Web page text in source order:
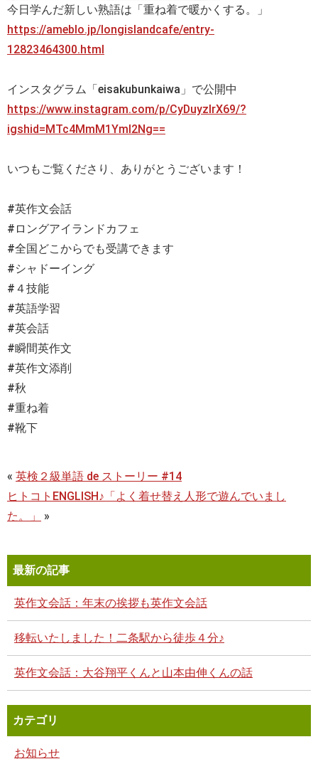
今日学んだ新しい熟語は「重ね着で暖かくする。」
https://ameblo.jp/longislandcafe/entry-
12823464300.html
インスタグラム「eisakubunkaiwa」で公開中
https://www.instagram.com/p/CyDuyzIrX69/?
igshid=MTc4MmM1YmI2Ng==
いつもご覧くださり、ありがとうございます！
#英作文会話
#ロングアイランドカフェ
#全国どこからでも受講できます
#シャドーイング
#４技能
#英語学習
#英会話
#瞬間英作文
#英作文添削
#秋
#重ね着
#靴下
« 英検２級単語 de ストーリー #14
ヒトコトENGLISH♪「よく着せ替え人形で遊んでいまし
た。」
»
最新の記事
英作文会話：年末の挨拶も英作文会話
移転いたしました！二条駅から徒歩４分♪
英作文会話：大谷翔平くんと山本由伸くんの話
カテゴリ
お知らせ